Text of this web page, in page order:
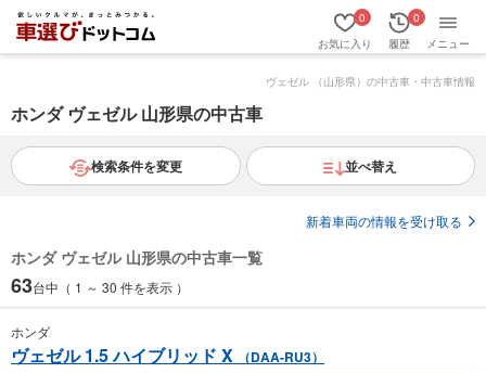
お気に入り
0
履歴
0
メニュー
ヴェゼル （山形県）の中古車・中古車情報
ホンダ ヴェゼル 山形県の中古車
検索条件を変更 並べ替え
新着車両の情報を受け取る
ホンダ ヴェゼル 山形県の中古車一覧
63台中（ 1 ～ 30 件を表示 ）
ホンダ
ヴェゼル 1.5 ハイブリッド X （DAA-RU3）